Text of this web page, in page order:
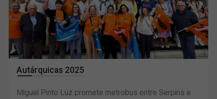
Autárquicas 2025
Miguel Pinto Luz promete metrobus entre Serpins e